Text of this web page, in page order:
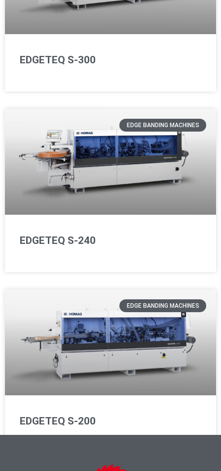
EDGETEQ S-300
EDGE BANDING MACHINES
EDGETEQ S-240
EDGE BANDING MACHINES
EDGETEQ S-200